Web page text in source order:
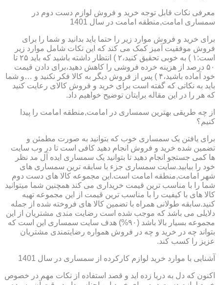
معرفی نکات قابل توجه خرید و فروش لوازم دست دوم در
سمساری امامت,منطقه امامت در سال 1401
برای خرید و فروش موارد زیر را حتما باید بدانید و شما را برای
فروش موفقیت آمیز کمک می کند که این نکات شامل موارد زیر
است:۱ ) به خوبی تحقیق کنید،۲ ) انتظار داشته باشید که باید ۲۵ تا
۵۰ درصد از هزینه خرده فروشی را کاهش دهید،برای دادن قیمت
خود آماده باشید،۴ ) پس از فروش دیگر به کالا فکر نکنید و …و شما
باید به نکاتی که گفته است برای خرید و فروش کالای رعایت کنید
که هر را در این مقاله برایتان توضیح خواهیم داد.
از چه طریقی بهترین سمساری در امامت,منطقه امامت را پیدا
کنیم؟
برای یافتن یک سمساری خوب که بتوانید به صورت مطمئن و
تضمین شده خرید و فروش انجام دهید کافی است تا در وب سایت
ها کمی جستجو انجام دهید تا بتوانید یک سمساری ایده آل مد نظر
خود را بیابید.سایت سمساری جزء با سابقه ترین سمساری های
شهر امامت,منطقه امامت است.این مجموعه کالا های دست دوم
شما را با مناسب ترین قیمت خریداری می کند همچنین شما میتوانید
کالا های با کیفیت را با مناسب ترین قیمت از این مجموعه تهیه
کنید.سابقه طولانی همراه با تضمین کالا های فروخته شده از جمله
دلایلی می باشد که موجب شده است رضایت مندی مشتریان از این
مجموعه بسیار بالا باشد (۹۰%) هدف سایت سمساری این است که
بتواند چه در خرید و چه در فروش همواره رضایتمندی مشتریان
عزیز را کسب کند.
آشنایی با موارد خرید لوازم کارکرده از سمساری در سال 1401
اکنون که دل به دریا زده اید و قصد استفاده از نکات مهم در خصوص